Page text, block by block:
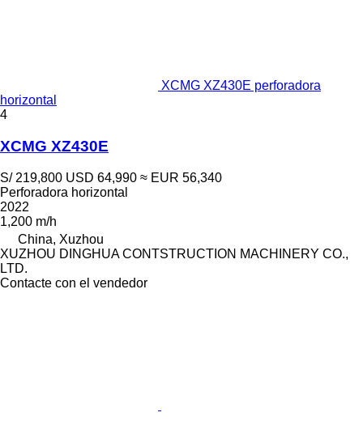
XCMG XZ430E perforadora
horizontal
4
XCMG XZ430E
S/ 219,800 USD 64,990 ≈ EUR 56,340
Perforadora horizontal
2022
1,200 m/h
China, Xuzhou
XUZHOU DINGHUA CONTSTRUCTION MACHINERY CO.,
LTD.
Contacte con el vendedor